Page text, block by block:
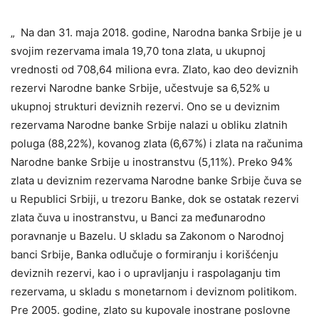
„ Na dan 31. maja 2018. godine, Narodna banka Srbije je u
svojim rezervama imala 19,70 tona zlata, u ukupnoj
vrednosti od 708,64 miliona evra. Zlato, kao deo deviznih
rezervi Narodne banke Srbije, učestvuje sa 6,52% u
ukupnoj strukturi deviznih rezervi. Ono se u deviznim
rezervama Narodne banke Srbije nalazi u obliku zlatnih
poluga (88,22%), kovanog zlata (6,67%) i zlata na računima
Narodne banke Srbije u inostranstvu (5,11%). Preko 94%
zlata u deviznim rezervama Narodne banke Srbije čuva se
u Republici Srbiji, u trezoru Banke, dok se ostatak rezervi
zlata čuva u inostranstvu, u Banci za međunarodno
poravnanje u Bazelu. U skladu sa Zakonom o Narodnoj
banci Srbije, Banka odlučuje o formiranju i korišćenju
deviznih rezervi, kao i o upravljanju i raspolaganju tim
rezervama, u skladu s monetarnom i deviznom politikom.
Pre 2005. godine, zlato su kupovale inostrane poslovne